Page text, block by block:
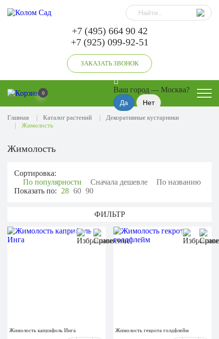
+7 (495) 664 90 42
+7 (925) 099-92-51
ЗАКАЗАТЬ ЗВОНОК
0 Ваш город — Москва?
Главная Каталог растений
Декоративные кустарники
Жимолость
Жимолость
Сортировка:
По популярности
Сначала дешевле
По названию
Показать по:
28 60 90
ФИЛЬТР
Жимолость каприфоль Инга Жимолость гекрота голдфлейм